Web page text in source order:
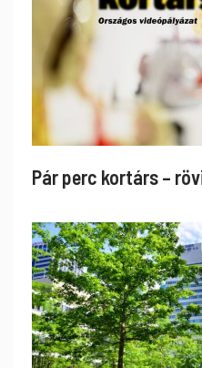
Pár perc kortárs –